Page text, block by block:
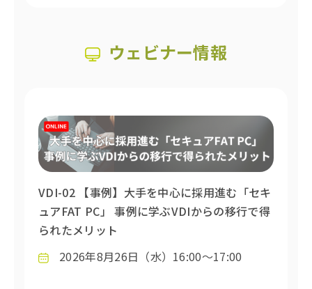
ウェビナー情報
VDI-02 【事例】大手を中心に採用進む「セキ
ュアFAT PC」 事例に学ぶVDIからの移行で得
られたメリット
2026年8月26日（水）16:00～17:00